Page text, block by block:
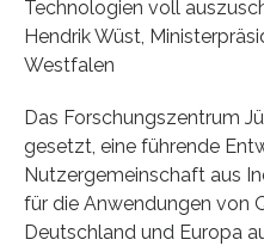
Technologien voll
Hendrik Wüst,
Westfalen
Das Forschungszentrum
gesetzt, eine führende
Nutzergemeinschaft aus
für die Anwendungen von
Deutschland und Europa